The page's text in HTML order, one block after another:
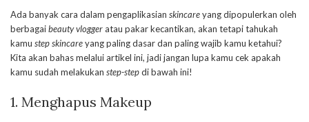
Ada banyak cara dalam pengaplikasian skincareyang dipopulerkan oleh
berbagaibeauty vloggeratau pakar kecantikan, akan tetapi tahukah
kamu step skincareyang paling dasar dan paling wajib kamu ketahui?
Kita akan bahas melalui artikel ini, jadi jangan lupa kamu cek apakah
kamu sudah melakukan step-stepdi bawah ini!
1. Menghapus Makeup